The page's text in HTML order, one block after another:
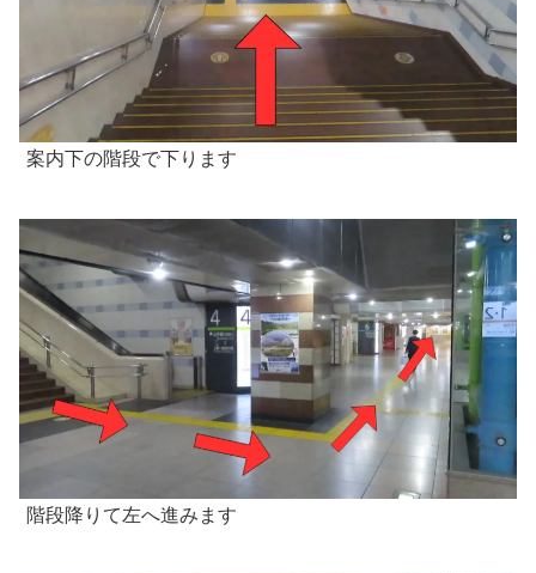
案内下の階段で下ります
階段降りて左へ進みます